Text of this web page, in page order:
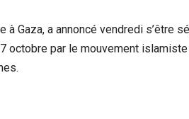
à Gaza, a annoncé vendredi
octobre par le mouvement